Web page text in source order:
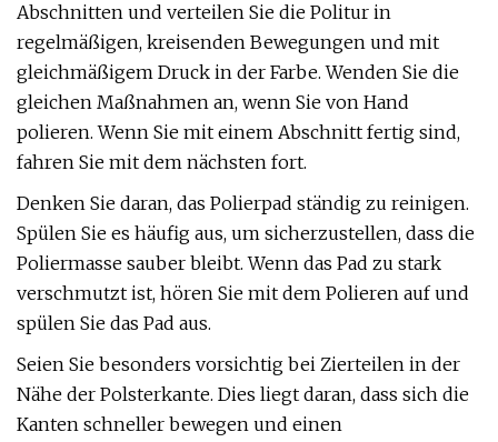
Abschnitten und verteilen Sie die Politur in
regelmäßigen, kreisenden Bewegungen und mit
gleichmäßigem Druck in der Farbe. Wenden Sie die
gleichen Maßnahmen an, wenn Sie von Hand
polieren. Wenn Sie mit einem Abschnitt fertig sind,
fahren Sie mit dem nächsten fort.
Denken Sie daran, das Polierpad ständig zu reinigen.
Spülen Sie es häufig aus, um sicherzustellen, dass die
Poliermasse sauber bleibt. Wenn das Pad zu stark
verschmutzt ist, hören Sie mit dem Polieren auf und
spülen Sie das Pad aus.
Seien Sie besonders vorsichtig bei Zierteilen in der
Nähe der Polsterkante. Dies liegt daran, dass sich die
Kanten schneller bewegen und einen